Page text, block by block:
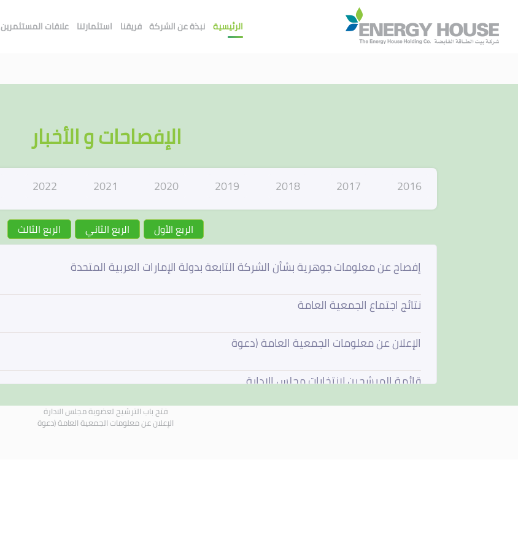
الرئيسية نبذة عن الشركة فريقنا استثمارتنا علاقات المستثمرين
الإفصاحات و الأخبار
2016
2017
2018
2019
2020
2021
2022
الربع الأول الربع الثاني الربع الثالث
إفصاح عن معلومات جوهرية بشأن الشركة التابعة بدولة الإمارات العربية المتحدة
نتائج اجتماع الجمعية العامة
الإعلان عن معلومات الجمعية العامة (دعوة
قائمة المرشحين لإنتخابات مجلس الإدارة
فتح باب الترشيح لعضوية مجلس الادارة
الإعلان عن معلومات الجمعية العامة (دعوة